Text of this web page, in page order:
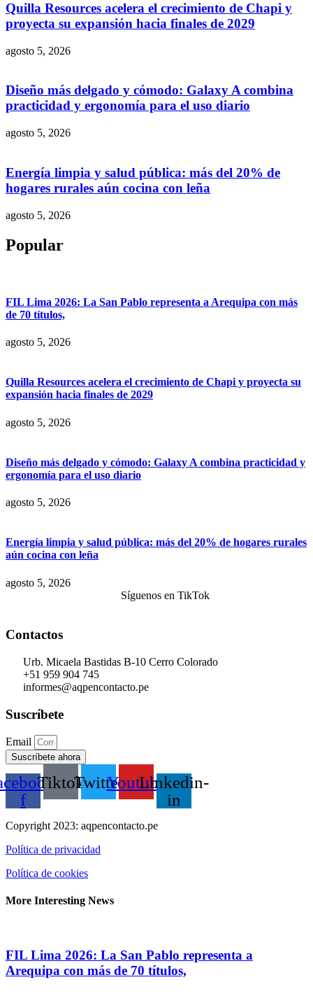
Quilla Resources acelera el crecimiento de Chapi y
proyecta su expansión hacia finales de 2029
agosto 5, 2026
Diseño más delgado y cómodo: Galaxy A combina
practicidad y ergonomía para el uso diario
agosto 5, 2026
Energía limpia y salud pública: más del 20% de
hogares rurales aún cocina con leña
agosto 5, 2026
Popular
FIL Lima 2026: La San Pablo representa a Arequipa con más
de 70 títulos,
agosto 5, 2026
Quilla Resources acelera el crecimiento de Chapi y proyecta su
expansión hacia finales de 2029
agosto 5, 2026
Diseño más delgado y cómodo: Galaxy A combina practicidad y
ergonomía para el uso diario
agosto 5, 2026
Energía limpia y salud pública: más del 20% de hogares rurales
aún cocina con leña
agosto 5, 2026
Síguenos en TikTok
Contactos
Urb. Micaela Bastidas B-10 Cerro Colorado
+51 959 904 745
informes@aqpencontacto.pe
Suscríbete
Email
Suscríbete ahora
f
TiktokTwitterYoutubeLinkedin-
in
Copyright 2023: aqpencontacto.pe
Política de privacidad
Política de cookies
More Interesting News
FIL Lima 2026: La San Pablo representa a
Arequipa con más de 70 títulos,